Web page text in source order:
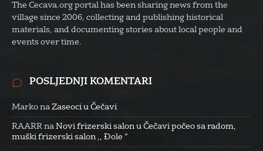
The Cecava.org portal has been sharing news from the
village since 2006, collecting and publishing historical
materials, and documenting stories about local people and
events over time.
POSLJEDNJI KOMENTARI
Marko na Zaseoci u Čečavi
RAARR na Novi frizerski salon u Čečavi počeo sa radom,
muški frizerski salon ,, Đole “